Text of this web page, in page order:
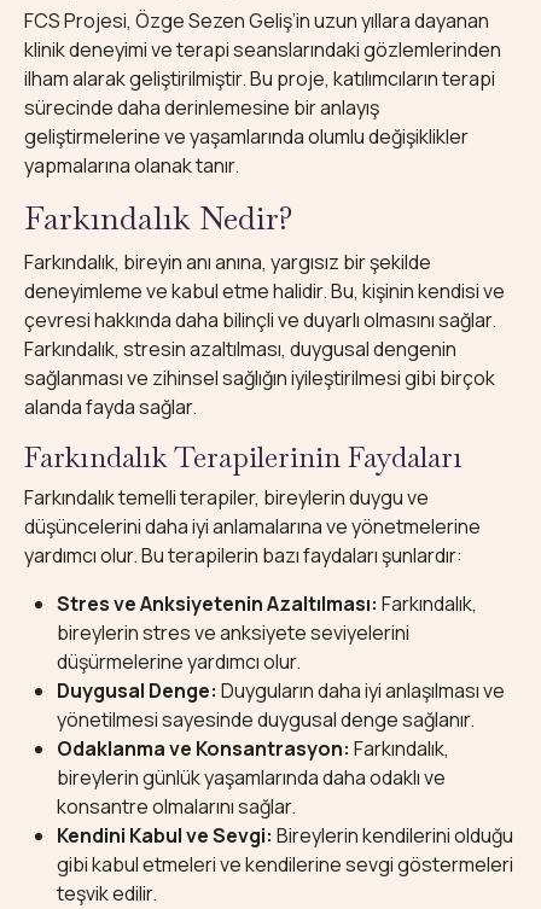
FCS Projesi, Özge Sezen Geliş’in uzun yıllara dayanan
klinik deneyimi ve terapi seanslarındaki gözlemlerinden
ilham alarak geliştirilmiştir. Bu proje, katılımcıların terapi
sürecinde daha derinlemesine bir anlayış
geliştirmelerine ve yaşamlarında olumlu değişiklikler
yapmalarına olanak tanır.
Farkındalık Nedir?
Farkındalık, bireyin anı anına, yargısız bir şekilde
deneyimleme ve kabul etme halidir. Bu, kişinin kendisi ve
çevresi hakkında daha bilinçli ve duyarlı olmasını sağlar.
Farkındalık, stresin azaltılması, duygusal dengenin
sağlanması ve zihinsel sağlığın iyileştirilmesi gibi birçok
alanda fayda sağlar.
Farkındalık Terapilerinin Faydaları
Farkındalık temelli terapiler, bireylerin duygu ve
düşüncelerini daha iyi anlamalarına ve yönetmelerine
yardımcı olur. Bu terapilerin bazı faydaları şunlardır:
Stres ve Anksiyetenin Azaltılması: Farkındalık,
bireylerin stres ve anksiyete seviyelerini
düşürmelerine yardımcı olur.
Duygusal Denge: Duyguların daha iyi anlaşılması ve
yönetilmesi sayesinde duygusal denge sağlanır.
Odaklanma ve Konsantrasyon: Farkındalık,
bireylerin günlük yaşamlarında daha odaklı ve
konsantre olmalarını sağlar.
Kendini Kabul ve Sevgi: Bireylerin kendilerini olduğu
gibi kabul etmeleri ve kendilerine sevgi göstermeleri
teşvik edilir.